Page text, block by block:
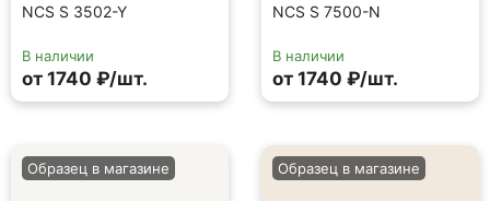
NCS S 3502-Y
В наличии
от 1740 ₽/шт.
NCS S 7500-N
В наличии
от 1740 ₽/шт.
Образец в магазине Образец в магазине